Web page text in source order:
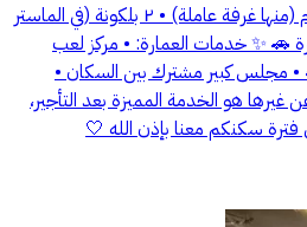
مطبخ • ٤ حمّامات • ٤ غرف نوم (منها غرفة عاملة) • ٢ بلكونة (في الماستر
🚗 ✨ خدمات العمارة: • مركز لعب
• مجلس كبير مشترك بين السكان •
هو الخدمة المميزة بعد التأجير،
سكنكم معنا بإذن الله 🤍